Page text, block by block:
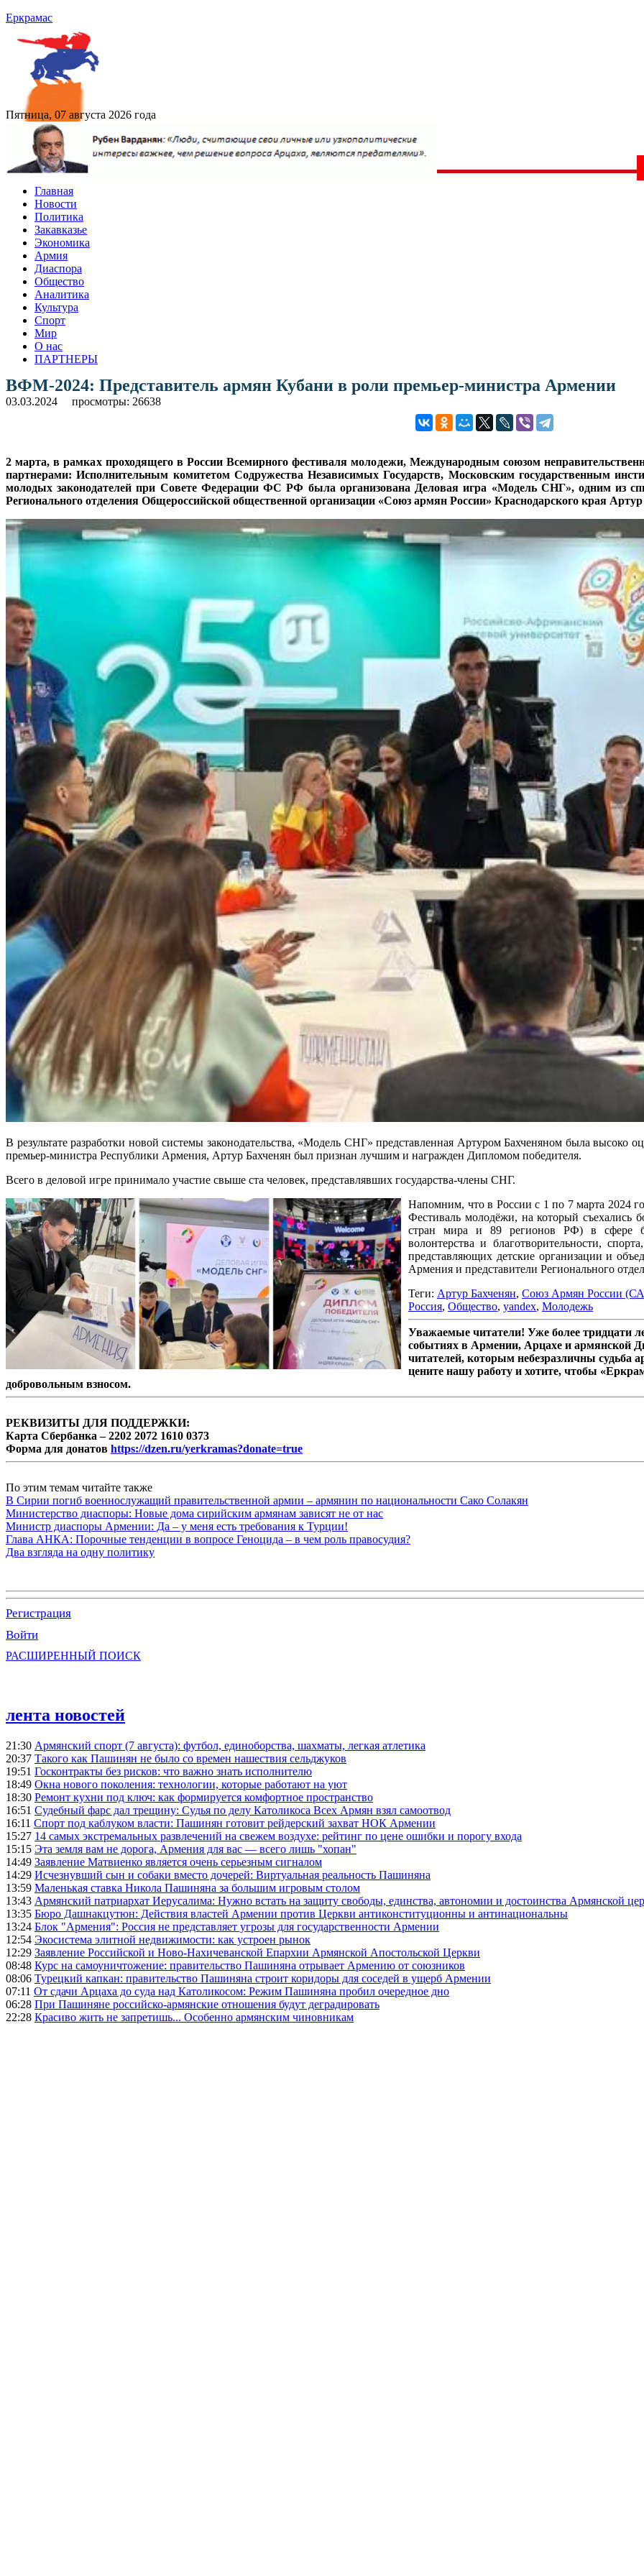
Еркрамас
Пятница, 07 августа 2026 года
Главная
Новости
Политика
Закавказье
Экономика
Армия
Диаспора
Общество
Аналитика
Культура
Спорт
Мир
О нас
ПАРТНЕРЫ
ВФМ-2024: Представитель армян Кубани в роли премьер-министра Армении
03.03.2024 просмотры: 26638
2 марта, в рамках проходящего в России Всемирного фестиваля молодежи, Международным союзом
партнерами: Исполнительным комитетом Содружества Независимых Государств, Московским государственным
молодых законодателей при Совете Федерации ФС РФ была организована Деловая игра «Модель СНГ», одним из
Регионального отделения Общероссийской общественной организации «Союз армян России» Краснодарского края
В результате разработки новой системы законодательства, «Модель СНГ» представленная Артуром Бахченяном была
премьер-министра Республики Армения, Артур Бахченян был признан лучшим и награжден Дипломом победителя.
Всего в деловой игре принимало участие свыше ста человек, представлявших государства-члены СНГ.
Напомним, что в России с 1 по 7 марта 2024
Фестиваль молодёжи, на который съехались
стран мира и 89 регионов РФ) в сфере
волонтерства и благотворительности,
представляющих детские организации и
Армения и представители Регионального
Теги: Артур Бахченян, Союз Армян России
Россия, Общество, yandex, Молодежь
Уважаемые читатели! Уже более тридцати
событиях в Армении, Арцахе и армянской
читателей, которым небезразличны судьба
цените нашу работу и хотите, чтобы
добровольным взносом.
РЕКВИЗИТЫ ДЛЯ ПОДДЕРЖКИ:
Карта Сбербанка – 2202 2072 1610 0373
Форма для донатов https://dzen.ru/yerkramas?donate=true
По этим темам читайте также
В Сирии погиб военнослужащий правительственной армии – армянин по национальности Сако Солакян
Министерство диаспоры: Новые дома сирийским армянам зависят не от нас
Министр диаспоры Армении: Да – у меня есть требования к Турции!
Глава АНКА: Порочные тенденции в вопросе Геноцида – в чем роль правосудия?
Два взгляда на одну политику
Регистрация
Войти
РАСШИРЕННЫЙ ПОИСК
лента новостей
21:30 Армянский спорт (7 августа): футбол, единоборства, шахматы, легкая атлетика
20:37 Такого как Пашинян не было со времен нашествия сельджуков
19:51 Госконтракты без рисков: что важно знать исполнителю
18:49 Окна нового поколения: технологии, которые работают на уют
18:30 Ремонт кухни под ключ: как формируется комфортное пространство
16:51 Судебный фарс дал трещину: Судья по делу Католикоса Всех Армян взял самоотвод
16:11 Спорт под каблуком власти: Пашинян готовит рейдерский захват НОК Армении
15:27 14 самых экстремальных развлечений на свежем воздухе: рейтинг по цене ошибки и порогу входа
15:15 Эта земля вам не дорога, Армения для вас — всего лишь "хопан"
14:49 Заявление Матвиенко является очень серьезным сигналом
14:29 Исчезнувший сын и собаки вместо дочерей: Виртуальная реальность Пашиняна
13:59 Маленькая ставка Никола Пашиняна за большим игровым столом
13:43 Армянский патриархат Иерусалима: Нужно встать на защиту свободы, единства, автономии и достоинства Армянской
13:35 Бюро Дашнакцутюн: Действия властей Армении против Церкви антиконституционны и антинациональны
13:24 Блок "Армения": Россия не представляет угрозы для государственности Армении
12:54 Экосистема элитной недвижимости: как устроен рынок
12:29 Заявление Российской и Ново-Нахичеванской Епархии Армянской Апостольской Церкви
08:48 Курс на самоуничтожение: правительство Пашиняна отрывает Армению от союзников
08:06 Турецкий капкан: правительство Пашиняна строит коридоры для соседей в ущерб Армении
07:11 От сдачи Арцаха до суда над Католикосом: Режим Пашиняна пробил очередное дно
06:28 При Пашиняне российско-армянские отношения будут деградировать
22:28 Красиво жить не запретишь... Особенно армянским чиновникам